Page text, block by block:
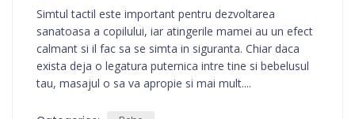
Simtul tactil este important pentru dezvoltarea
sanatoasa a copilului, iar atingerile mamei au un efect
calmant si il fac sa se simta in siguranta. Chiar daca
exista deja o legatura puternica intre tine si bebelusul
tau, masajul o sa va apropie si mai mult....